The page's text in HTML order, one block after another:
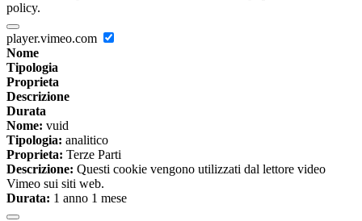
policy.
player.vimeo.com
Nome
Tipologia
Proprieta
Descrizione
Durata
Nome: vuid
Tipologia: analitico
Proprieta: Terze Parti
Descrizione: Questi cookie vengono utilizzati dal lettore video
Vimeo sui siti web.
Durata: 1 anno 1 mese